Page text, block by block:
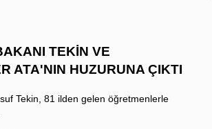
TEKİN VE
ATA'NIN HUZURUNA ÇIKTI
Tekin, 81 ilden gelen öğretmenlerle